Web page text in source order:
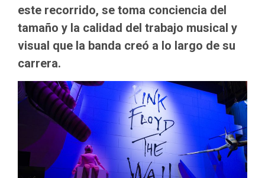
este recorrido, se toma conciencia del
tamaño y la calidad del trabajo musical y
visual que la banda creó a lo largo de su
carrera.